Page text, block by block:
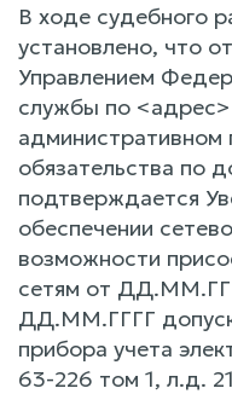
В ходе судебного
установлено, что
Управлением
службы по
административном
обязательства по
подтверждается
обеспечении
возможности
сетям от
ДД.ММ.ГГГГ
прибора учета
63-226 том 1, л.д.